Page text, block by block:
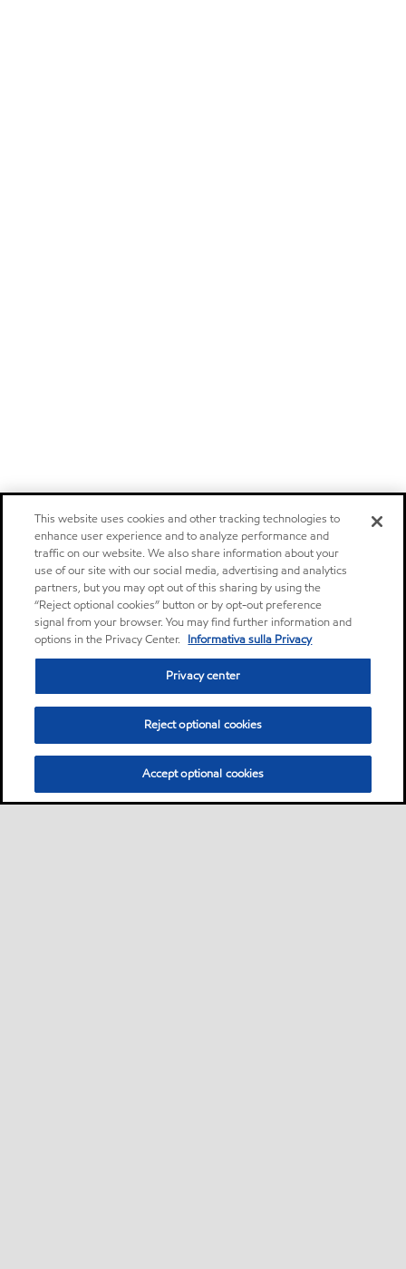
This website uses cookies and other tracking technologies to
enhance user experience and to analyze performance and
traffic on our website. We also share information about your
use of our site with our social media, advertising and analytics
partners, but you may opt out of this sharing by using the
“Reject optional cookies” button or by opt-out preference
signal from your browser. You may find further information and
options in the Privacy Center. Informativa sulla Privacy
Privacy center
Reject optional cookies
Accept optional cookies